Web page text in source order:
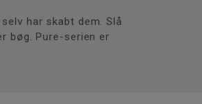
har skabt dem. Slå
bøg. Pure-serien er